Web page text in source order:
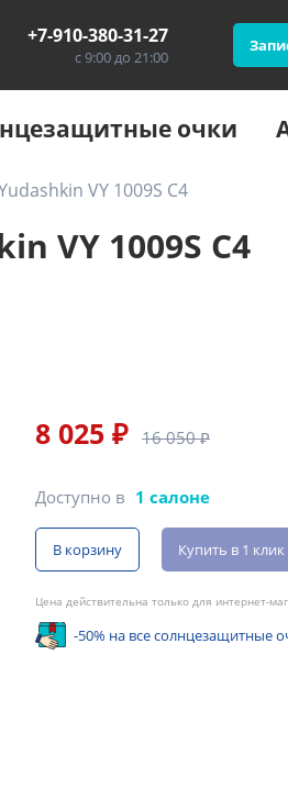
+7-910-380-31-27
с 9:00 до 21:00
очки
VY 1009S C4
VY 1009S C4
8 025 ₽ 16 050 ₽
Доступно в 1 салоне
В корзину Купить в 1 клик
Цена действительна только для интернет-
-50% на все солнцезащитные